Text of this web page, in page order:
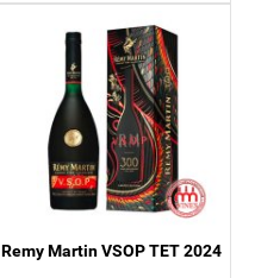
Remy Martin VSOP TET 2024